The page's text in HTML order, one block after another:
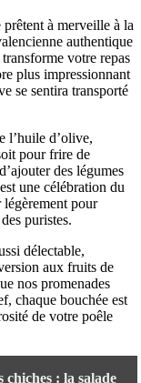
prêtent à merveille à la
authentique
votre repas
plus impressionnant
se sentira transporté
l’huile d’olive,
pour frire de
des légumes
une célébration du
légèrement pour
puristes.
délectable,
aux fruits de
nos promenades
chaque bouchée est
de votre poêle
: la salade